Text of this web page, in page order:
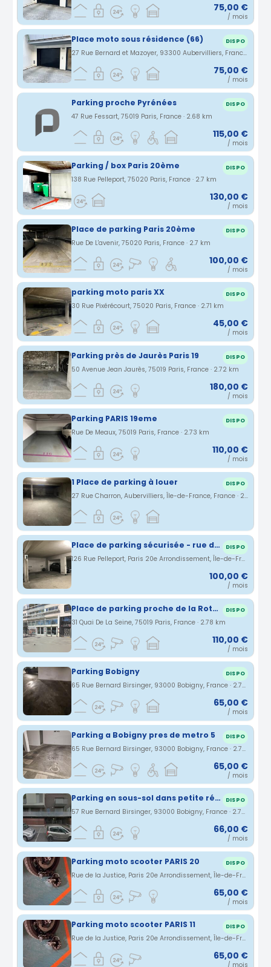
75,00 €
/ mois
Place moto sous résidence (66) DISPO
27 Rue Bernard et Mazoyer, 93300 Aubervilliers, France · 2.66 km
75,00 €
/ mois
Parking proche Pyrénées DISPO
47 Rue Fessart, 75019 Paris, France · 2.68 km
115,00 €
/ mois
Parking / box Paris 20ème DISPO
138 Rue Pelleport, 75020 Paris, France · 2.7 km
130,00 €
/ mois
Place de parking Paris 20ème DISPO
Rue De L'avenir, 75020 Paris, France · 2.7 km
100,00 €
/ mois
parking moto paris XX DISPO
30 Rue Pixérécourt, 75020 Paris, France · 2.71 km
45,00 €
/ mois
Parking près de Jaurès Paris 19 DISPO
50 Avenue Jean Jaurès, 75019 Paris, France · 2.72 km
180,00 €
/ mois
Parking PARIS 19eme DISPO
Rue De Meaux, 75019 Paris, France · 2.73 km
110,00 €
/ mois
1 Place de parking à louer DISPO
27 Rue Charron, Aubervilliers, Île-de-France, France · 2.76 km
Place de parking sécurisée - rue de Pelleport 75020 DISPO
126 Rue Pelleport, Paris 20e Arrondissement, Île-de-France, France · 2.77 km
100,00 €
/ mois
Place de parking proche de la Rotonde Stalingrad DISPO
31 Quai De La Seine, 75019 Paris, France · 2.78 km
110,00 €
/ mois
Parking Bobigny DISPO
65 Rue Bernard Birsinger, 93000 Bobigny, France · 2.78 km
65,00 €
/ mois
Parking a Bobigny pres de metro 5 DISPO
65 Rue Bernard Birsinger, 93000 Bobigny, France · 2.78 km
65,00 €
/ mois
Parking en sous-sol dans petite résidence sécurisée DISPO
57 Rue Bernard Birsinger, 93000 Bobigny, France · 2.79 km
66,00 €
/ mois
Parking moto scooter PARIS 20 DISPO
Rue de la Justice, Paris 20e Arrondissement, Île-de-France, France · 2.86 km
65,00 €
/ mois
Parking moto scooter PARIS 11 DISPO
Rue de la Justice, Paris 20e Arrondissement, Île-de-France, France · 2.86 km
65,00 €
/ mois